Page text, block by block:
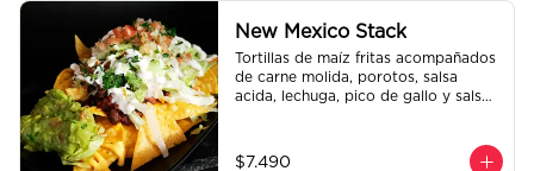
New Mexico Stack
Tortillas de maíz fritas acompañados
de carne molida, porotos, salsa
acida, lechuga, pico de gallo y salsa
$7.490